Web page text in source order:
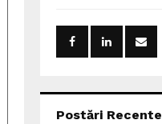
o
:
Postări Recente